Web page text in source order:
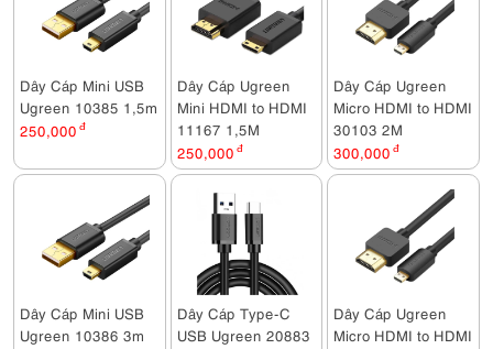
Dây Cáp Mini USB
Ugreen 10385 1,5m
250,000 đ
Dây Cáp Ugreen
Mini HDMI to HDMI
11167 1,5M
250,000 đ
Dây Cáp Ugreen
Micro HDMI to HDMI
30103 2M
300,000 đ
Dây Cáp Mini USB
Ugreen 10386 3m
Dây Cáp Type-C
USB Ugreen 20883
Dây Cáp Ugreen
Micro HDMI to HDMI